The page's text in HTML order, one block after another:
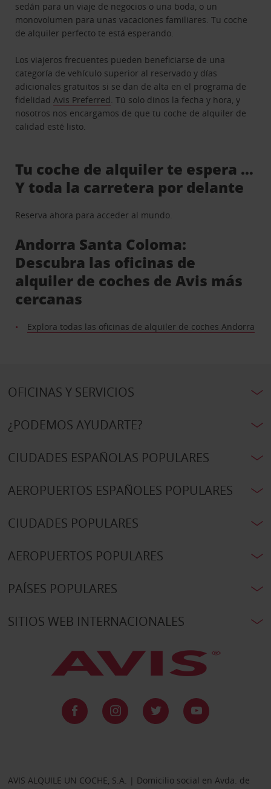
sedán para un viaje de negocios o una boda, o un
monovolumen para unas vacaciones familiares. Tu coche
de alquiler perfecto te está esperando.
Los viajeros frecuentes pueden beneficiarse de una
categoría de vehículo superior al reservado y días
adicionales gratuitos si se dan de alta en el programa de
fidelidadAvis Preferred. Tú solo dinos la fecha y hora, y
nosotros nos encargamos de que tu coche de alquiler de
calidad esté listo.
Tu coche de alquiler te espera …
Y toda la carretera por delante
Reserva ahora para acceder al mundo.
Andorra Santa Coloma:
Descubra las oficinas de
alquiler de coches de Avis más
cercanas
Explora todas las oficinas de alquiler de coches Andorra
OFICINAS Y SERVICIOS
¿PODEMOS AYUDARTE?
CIUDADES ESPAÑOLAS POPULARES
AEROPUERTOS ESPAÑOLES POPULARES
CIUDADES POPULARES
AEROPUERTOS POPULARES
PAÍSES POPULARES
SITIOS WEB INTERNACIONALES
AVIS ALQUILE UN COCHE, S.A. | Domicilio social en Avda. de